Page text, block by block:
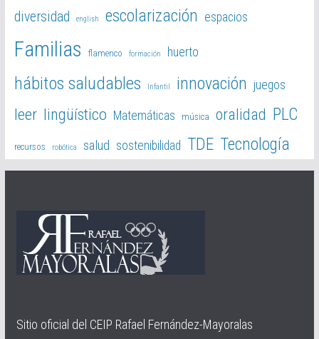
diversidad english escolarización espacios
Familias flamenco formación huerto
hábitos saludables Infantil innovación juegos
leer lingüístico Matemáticas música oralidad PLC
recursos robótica salud sostenibilidad TDE Tecnología
Sitio oficial del CEIP Rafael Fernández-Mayoralas